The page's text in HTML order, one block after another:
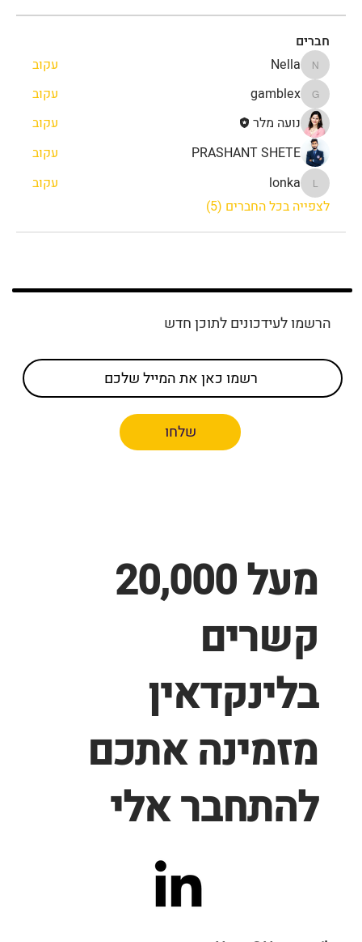
חברים
Nella
Nella עקוב
gamblex
gamblex
עקוב
נועה מלר
עקוב
PRASHANT SHETE
עקוב
lonka
lonka
עקוב
לצפייה בכל החברים (5)
מעל 20,000
קשרים
בלינקדאין
מזמינה אתכם
להתחבר אלי
שלחו
הרשמו לעידכונים לתוכן חדש